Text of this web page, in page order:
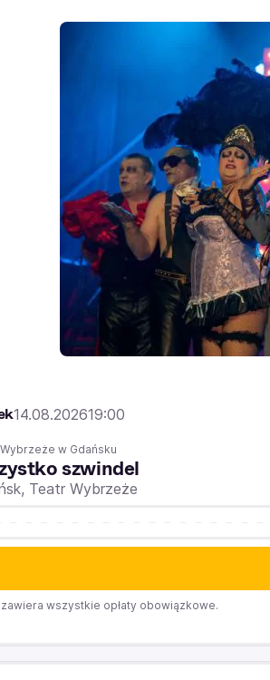
14.08.202619:00
w Gdańsku
szwindel
Teatr Wybrzeże
wszystkie opłaty obowiązkowe.